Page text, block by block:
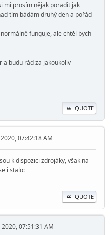
mi prosím nějak poradit jak
tím bádám druhý den a pořád
funguje, ale chtěl bych
a budu rád za jakoukoliv
QUOTE
07:42:18 AM
k dispozici zdrojáky, však na
i stalo:
QUOTE
07:51:31 AM